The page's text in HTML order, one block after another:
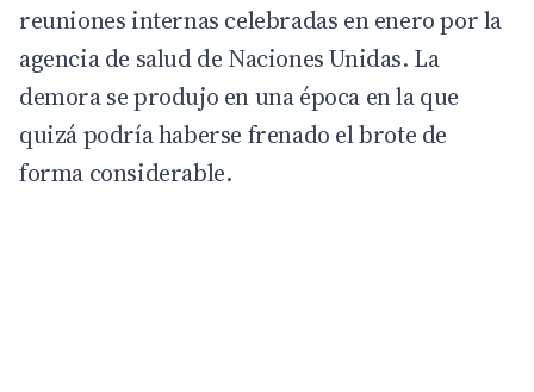
reuniones internas celebradas en enero por la
agencia de salud de Naciones Unidas. La
demora se produjo en una época en la que
quizá podría haberse frenado el brote de
forma considerable.